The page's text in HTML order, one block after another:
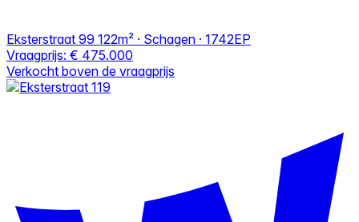
Eksterstraat 99 122m² · Schagen · 1742EP
Vraagprijs: € 475.000
Verkocht boven de vraagprijs